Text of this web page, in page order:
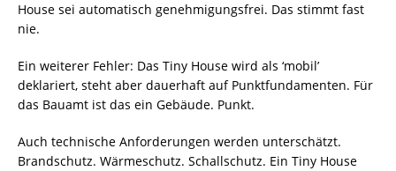
House sei automatisch genehmigungsfrei. Das stimmt fast
nie.
Ein weiterer Fehler: Das Tiny House wird als ‘mobil’
deklariert, steht aber dauerhaft auf Punktfundamenten. Für
das Bauamt ist das ein Gebäude. Punkt.
Auch technische Anforderungen werden unterschätzt.
Brandschutz. Wärmeschutz. Schallschutz. Ein Tiny House